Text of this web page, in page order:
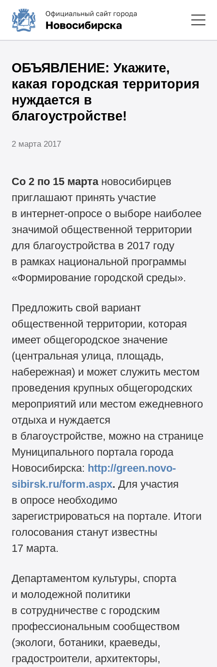
ОБЪЯВЛЕНИЕ: Укажите,
какая городская территория
нуждается в
благоустройстве!
2 марта 2017
Со 2 по 15 мартановосибирцев
приглашают принять участие
в интернет-опросе о выборе наиболее
значимой общественной территории
для благоустройства в 2017 году
в рамках национальной программы
«Формирование городской среды».
Предложить свой вариант
общественной территории, которая
имеет общегородское значение
(центральная улица, площадь,
набережная) и может служить местом
проведения крупных общегородских
мероприятий или местом ежедневного
отдыха и нуждается
в благоустройстве, можно на странице
Муниципального портала города
Новосибирска: http://green.novo-
sibirsk.ru/form.aspx. Для участия
в опросе необходимо
зарегистрироваться на портале. Итоги
голосования станут известны
17 марта.
Департаментом культуры, спорта
и молодежной политики
в сотрудничестве с городским
профессиональным сообществом
(экологи, ботаники, краеведы,
градостроители, архитекторы,